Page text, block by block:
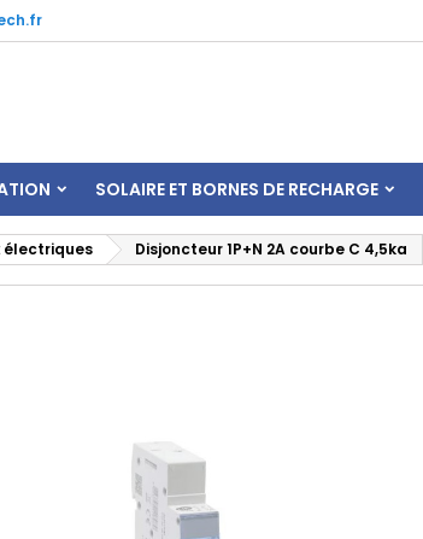
SOLAIRE ET BORNES DE RECHARGE
électriques Disjoncteur 1P+N 2A courbe C 4,5ka